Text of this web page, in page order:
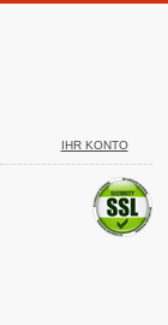
IHR KONTO